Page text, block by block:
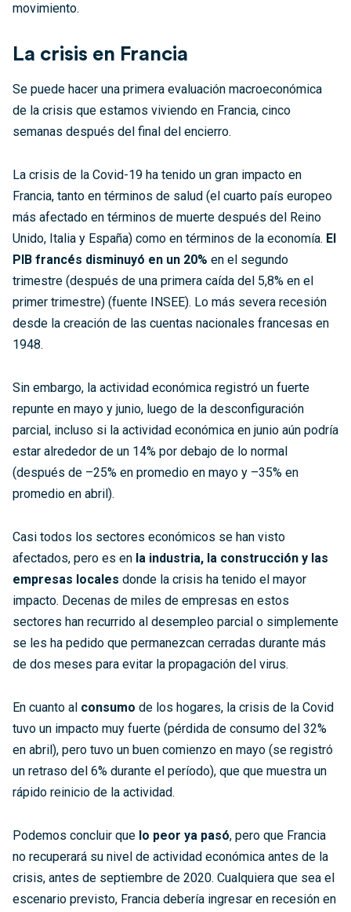
movimiento.
La crisis en Francia
Se puede hacer una primera evaluación macroeconómica
de la crisis que estamos viviendo en Francia, cinco
semanas después del final del encierro.
La crisis de la Covid-19 ha tenido un gran impacto en
Francia, tanto en términos de salud (el cuarto país europeo
más afectado en términos de muerte después del Reino
Unido, Italia y España) como en términos de la economía. El
PIB francés disminuyó en un 20% en el segundo
trimestre (después de una primera caída del 5,8% en el
primer trimestre) (fuente INSEE). Lo más severa recesión
desde la creación de las cuentas nacionales francesas en
1948.
Sin embargo, la actividad económica registró un fuerte
repunte en mayo y junio, luego de la desconfiguración
parcial, incluso si la actividad económica en junio aún podría
estar alrededor de un 14% por debajo de lo normal
(después de –25% en promedio en mayo y –35% en
promedio en abril).
Casi todos los sectores económicos se han visto
afectados, pero es en la industria, la construcción y las
empresas locales donde la crisis ha tenido el mayor
impacto. Decenas de miles de empresas en estos
sectores han recurrido al desempleo parcial o simplemente
se les ha pedido que permanezcan cerradas durante más
de dos meses para evitar la propagación del virus.
En cuanto al consumo de los hogares, la crisis de la Covid
tuvo un impacto muy fuerte (pérdida de consumo del 32%
en abril), pero tuvo un buen comienzo en mayo (se registró
un retraso del 6% durante el período), que que muestra un
rápido reinicio de la actividad.
Podemos concluir que lo peor ya pasó, pero que Francia
no recuperará su nivel de actividad económica antes de la
crisis, antes de septiembre de 2020. Cualquiera que sea el
escenario previsto, Francia debería ingresar en recesión en